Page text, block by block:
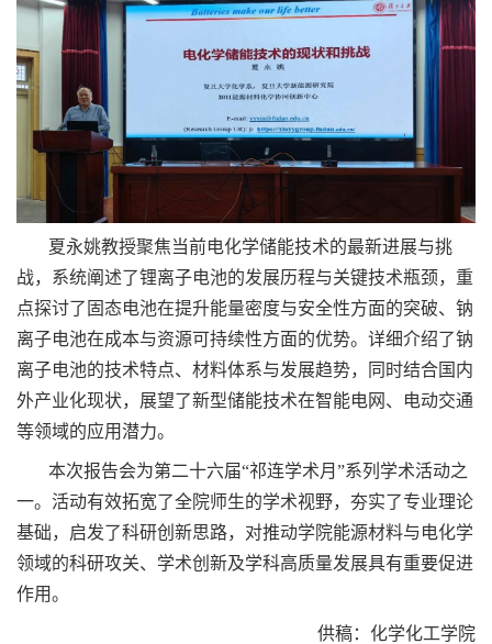
夏永姚教授聚焦当前电化学储能技术的最新进展与挑
战，系统阐述了锂离子电池的发展历程与关键技术瓶颈，重
点探讨了固态电池在提升能量密度与安全性方面的突破、钠
离子电池在成本与资源可持续性方面的优势。详细介绍了钠
离子电池的技术特点、材料体系与发展趋势，同时结合国内
外产业化现状，展望了新型储能技术在智能电网、电动交通
等领域的应用潜力。
本次报告会为第二十六届“祁连学术月”系列学术活动之
一。活动有效拓宽了全院师生的学术视野，夯实了专业理论
基础，启发了科研创新思路，对推动学院能源材料与电化学
领域的科研攻关、学术创新及学科高质量发展具有重要促进
作用。
供稿：化学化工学院